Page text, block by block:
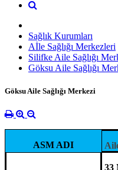
Sağlık Kurumları
Aİle Sağlığı Merkezleri
Silifke Aile Sağlığı
Göksu Aile Sağlığı
Göksu Aile Sağlığı Merkezi
ASM ADI
33